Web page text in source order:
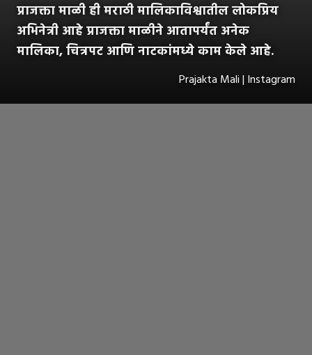
प्राजक्ता माळी ही मराठी मालिकाविश्वातील लोकप्रिय
अभिनेत्री आहे प्राजक्ता माळीने आतापर्यंत अनेक
मालिका, चित्रपट आणि नाटकांमध्ये काम केले आहे.
Prajakta Mali | Instagram